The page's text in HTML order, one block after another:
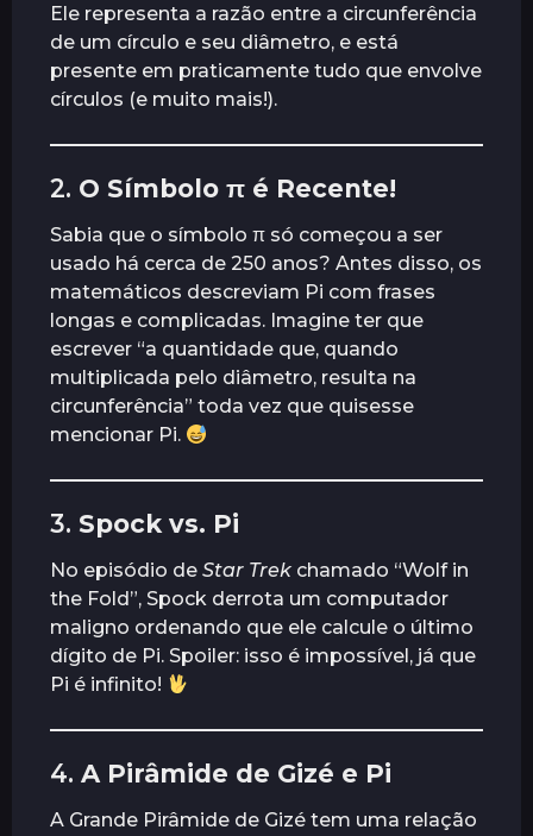
Ele representa a razão entre a circunferência
de um círculo e seu diâmetro, e está
presente em praticamente tudo que envolve
círculos (e muito mais!).
2. O Símbolo π é Recente!
Sabia que o símbolo π só começou a ser
usado há cerca de 250 anos? Antes disso, os
matemáticos descreviam Pi com frases
longas e complicadas. Imagine ter que
escrever “a quantidade que, quando
multiplicada pelo diâmetro, resulta na
circunferência” toda vez que quisesse
mencionar Pi.
3. Spock vs. Pi
No episódio de Star Trek chamado “Wolf in
the Fold”, Spock derrota um computador
maligno ordenando que ele calcule o último
dígito de Pi. Spoiler: isso é impossível, já que
Pi é infinito!
4. A Pirâmide de Gizé e Pi
A Grande Pirâmide de Gizé tem uma relação